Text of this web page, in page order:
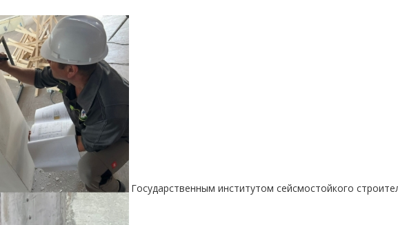
Государственным институтом сейсмостойкого